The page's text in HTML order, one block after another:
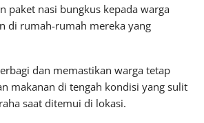
paket nasi bungkus kepada warga
di rumah-rumah mereka yang
dan memastikan warga tetap
makanan di tengah kondisi yang sulit
saat ditemui di lokasi.